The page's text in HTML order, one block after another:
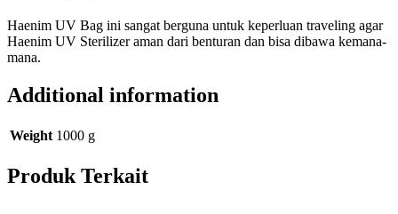
Haenim UV Bag ini sangat berguna untuk keperluan traveling agar
Haenim UV Sterilizer aman dari benturan dan bisa dibawa kemana-
mana.
Additional information
Weight 1000 g
Produk Terkait